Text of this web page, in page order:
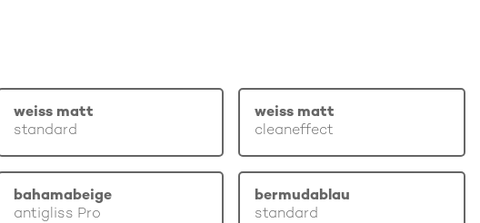
weiss matt
standard
weiss matt
cleaneffect
bahamabeige
antigliss Pro
bermudablau
standard